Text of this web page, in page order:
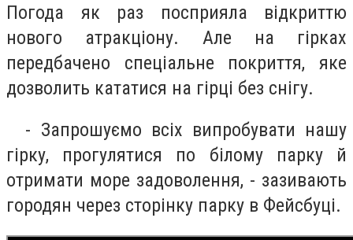
Погода як раз посприяла відкриттю
нового атракціону. Але на гірках
передбачено спеціальне покриття, яке
дозволить кататися на гірці без снігу.
- Запрошуємо всіх випробувати нашу
гірку, прогулятися по білому парку й
отримати море задоволення, - зазивають
городян через сторінку парку в Фейсбуці.